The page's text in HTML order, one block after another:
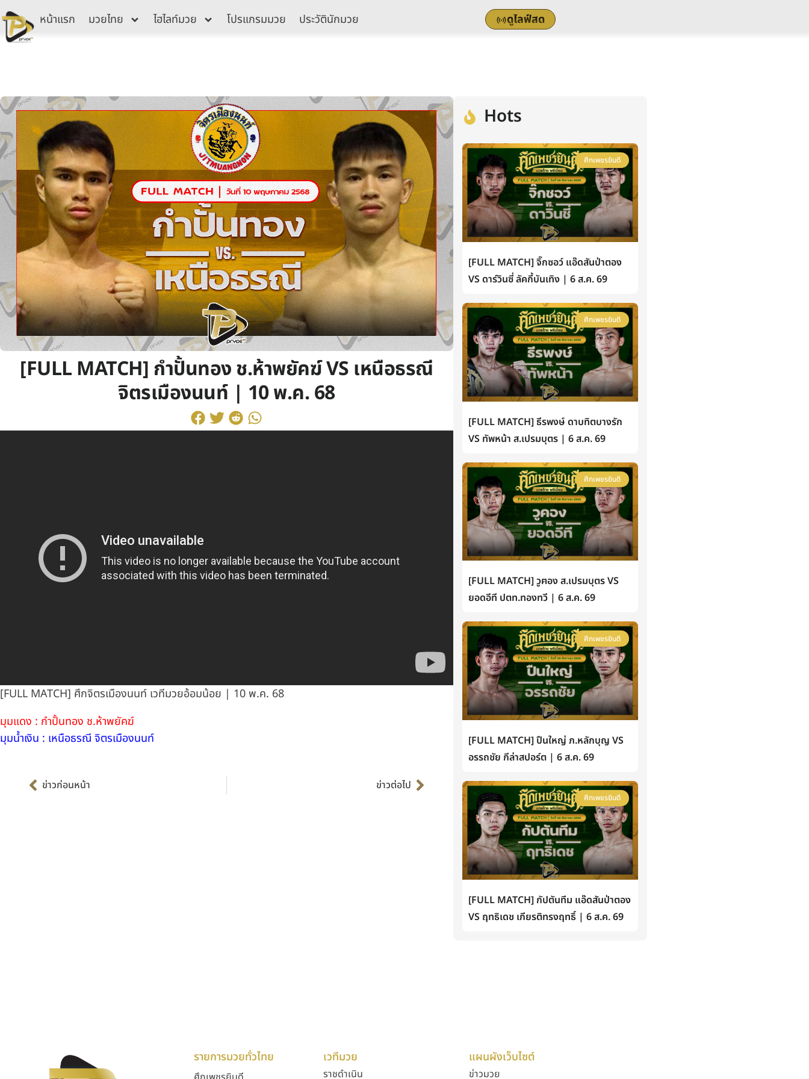
Skip
to
content
หน้าแรก มวยไทย ไฮไลท์มวย โปรแกรมมวย ประวัตินักมวย ดูไลฟ์สด
[FULL MATCH] กำปั้นทอง ช.ห้าพยัคฆ์ VS เหนือธรณี
จิตรเมืองนนท์ | 10 พ.ค. 68
[FULL MATCH] ศึกจิตรเมืองนนท์ เวทีมวยอ้อมน้อย | 10 พ.ค. 68
มุมแดง : กำปั้นทอง ช.ห้าพยัคฆ์
มุมน้ำเงิน : เหนือธรณี จิตรเมืองนนท์
ข่าวก่อนหน้า ข่าวต่อไป
Hots
ศึกเพชรยินดี
[FULL MATCH] จิ๊กซอว์ แอ๊ดสันป่าตอง
VS ดาร์วินซี่ ลัคกี้บันเทิง | 6 ส.ค. 69
ศึกเพชรยินดี
[FULL MATCH] ธีรพงษ์ ดาบทิตบางรัก
VS ทัพหน้า ส.เปรมบุตร | 6 ส.ค. 69
ศึกเพชรยินดี
[FULL MATCH] วูฅอง ส.เปรมบุตร VS
ยอดอีที ปตท.ทองทวี | 6 ส.ค. 69
ศึกเพชรยินดี
[FULL MATCH] ปืนใหญ่ ภ.หลักบุญ VS
อรรถชัย กีล่าสปอร์ต | 6 ส.ค. 69
ศึกเพชรยินดี
[FULL MATCH] กัปตันทีม แอ๊ดสันป่าตอง
VS ฤทธิเดช เกียรติทรงฤทธิ์ | 6 ส.ค. 69
รายการมวยทั่วไทย เวทีมวย
ราชดำเนิน
แผนผังเว็บไซต์
ข่าวมวย